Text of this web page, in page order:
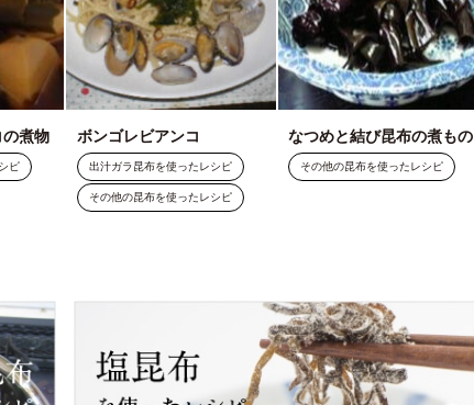
煮物
ピ
ボンゴレビアンコ
出汁ガラ昆布を使ったレシピ
その他の昆布を使ったレシピ
なつめと結び昆布の煮もの
その他の昆布を使ったレシピ